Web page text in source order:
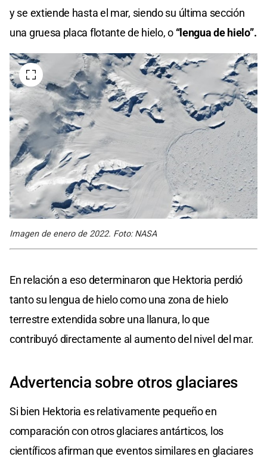
y se extiende hasta el mar, siendo su última sección
una gruesa placa flotante de hielo, o “lengua de hielo”.
Imagen de enero de 2022. Foto: NASA
En relación a eso determinaron que Hektoria perdió
tanto su lengua de hielo como una zona de hielo
terrestre extendida sobre una llanura, lo que
contribuyó directamente al aumento del nivel del mar.
Advertencia sobre otros glaciares
Si bien Hektoria es relativamente pequeño en
comparación con otros glaciares antárticos, los
científicos afirman que eventos similares en glaciares